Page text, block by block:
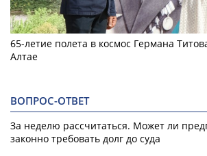
65-летие полета в космос Германа
Алтае
ВОПРОС-ОТВЕТ
За неделю рассчитаться. Может ли
законно требовать долг до суда